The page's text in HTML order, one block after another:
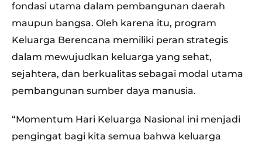
fondasi utama dalam pembangunan daerah
maupun bangsa. Oleh karena itu, program
Keluarga Berencana memiliki peran strategis
dalam mewujudkan keluarga yang sehat,
sejahtera, dan berkualitas sebagai modal utama
pembangunan sumber daya manusia.
“Momentum Hari Keluarga Nasional ini menjadi
pengingat bagi kita semua bahwa keluarga